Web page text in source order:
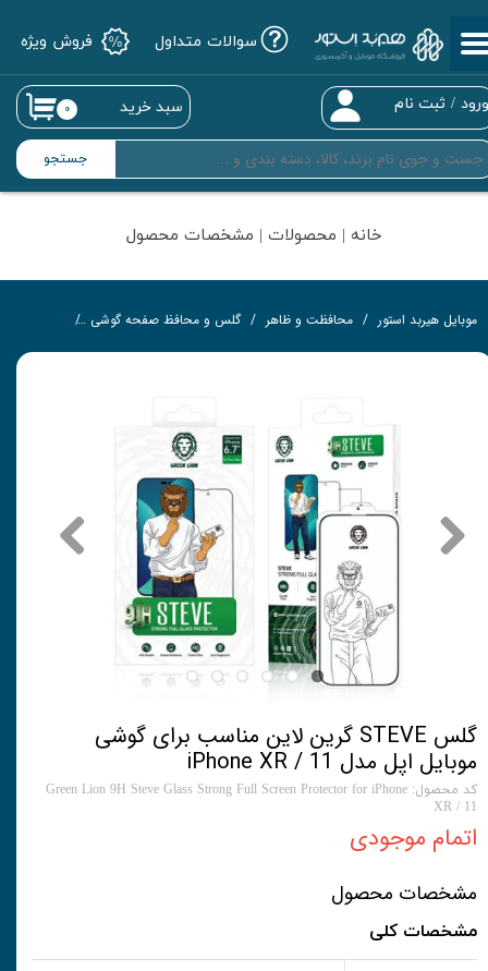
جستجو
/ ثبت نام
حساب کاربری من
تغییر گذر واژه
سفارشات
خروج از حساب کاربری
۰ سبد خرید
سوالات متداول فروش ویژه
خانه | محصولات | مشخصات محصول
موبایل هیربد استور محافظت و ظاهر گلس و محافظ صفحه گوشی
گلس STEVE گرین لاین مناسب برای گوشی
موبایل اپل مدل iPhone XR / 11
کد محصول: Green Lion 9H Steve Glass Strong Full Screen Protector for iPhone
XR / 11
اتمام موجودی
مشخصات محصول
مشخصات کلی